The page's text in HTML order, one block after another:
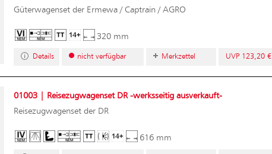
Güterwagenset der Ermewa / Captrain / AGRO
320 mm
Details nicht verfügbar Merkzettel UVP 123,20 €
01003 | Reisezugwagenset DR -werksseitig ausverkauft-
Reisezugwagenset der DR
616 mm